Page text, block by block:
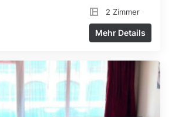
2 Zimmer
Mehr Details